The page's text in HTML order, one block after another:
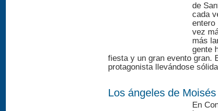
de
cada
entero
vez
más
gente
fiesta y un gran evento gran.
protagonista llevándose
Los ángeles de Moisés
En